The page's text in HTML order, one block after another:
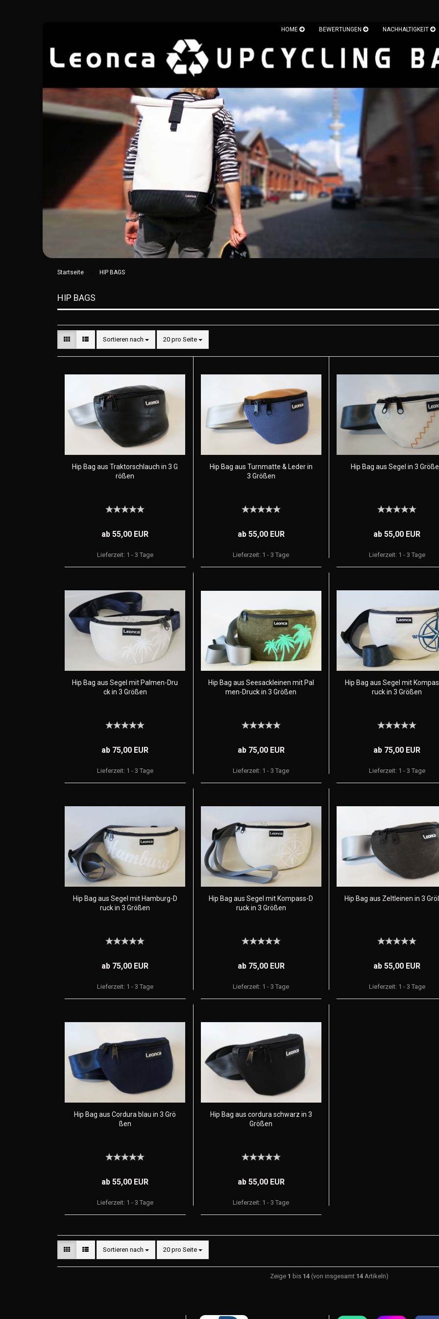
HOME BEWERTUNGEN NACHHALTIGKEIT
Sprache auswählen
Währung auswählen
Lieferland
Startseite HIP BAGS
HIP BAGS
Sortieren nach 20 pro Seite
Hip Bag aus Traktorschlauch in 3 G
rößen
ab 55,00 EUR
Lieferzeit: 1 - 3 Tage
Hip Bag aus Turnmatte & Leder in
3 Größen
ab 55,00 EUR
Lieferzeit: 1 - 3 Tage
Hip Bag aus Segel in 3
ab 55,00 EUR
Lieferzeit: 1 - 3 Tage
Hip Bag aus Segel mit Palmen-Dru
ck in 3 Größen
ab 75,00 EUR
Lieferzeit: 1 - 3 Tage
Hip Bag aus Seesackleinen mit Pal
men-Druck in 3 Größen
ab 75,00 EUR
Lieferzeit: 1 - 3 Tage
Hip Bag aus Segel mit
ruck in 3 Größen
ab 75,00 EUR
Lieferzeit: 1 - 3 Tage
Hip Bag aus Segel mit Hamburg-D
ruck in 3 Größen
ab 75,00 EUR
Lieferzeit: 1 - 3 Tage
Hip Bag aus Segel mit Kompass-D
ruck in 3 Größen
ab 75,00 EUR
Lieferzeit: 1 - 3 Tage
Hip Bag aus Zeltleinen in 3
ab 55,00 EUR
Lieferzeit: 1 - 3 Tage
Hip Bag aus Cordura blau in 3 Grö
ßen
ab 55,00 EUR
Lieferzeit: 1 - 3 Tage
Hip Bag aus cordura schwarz in 3
Größen
ab 55,00 EUR
Lieferzeit: 1 - 3 Tage
Sortieren nach 20 pro Seite
Zeige 1 bis 14 (von insgesamt 14 Artikeln)